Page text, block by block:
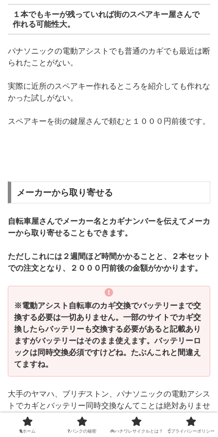
１本でもキーが残っていれば街のスペアキー屋さんで
作れる可能性大。
パナソニックの電動アシストでも普通のカギでも最近は断
られたことがない。
実際に近所のスペアキー作れるところを紹介しても作れな
かった試しがない。
スペアキーを街の鍵屋さんで頼むと１０００円前後です。
メーカーから取り寄せる
自転車屋さんでメーカー名とカギナンバーを伝えてメーカ
ーから取り寄せることもできます。
ただしこれには２週間ほど時間かかることと、２本セット
での注文となり、２０００円前後の金額がかかります。
※電動アシスト自転車のカギ交換でバッテリーまで交
換する必要は一切ありません。一部のサイトでカギ交
換したらバッテリーも交換する必要があると記載あり
ますがバッテリーはそのまま使えます。バッテリーロ
ックは同時交換必須ですけどね。たぶんこれと間違え
てますね。
大手のヤマハ、ブリヂストン、パナソニックの電動アシス
トでカギとバッテリー同時交換なんてことは絶対ありませ
🐈ホーム ❓パンクの秘密 🚲ハチワレサイクルとは？ ☝プライバシーポリシー